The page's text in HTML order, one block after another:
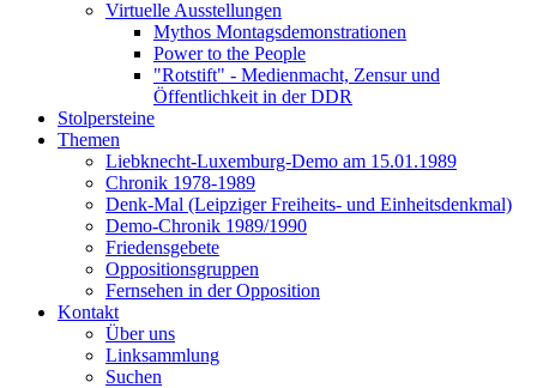
Virtuelle Ausstellungen
Mythos Montagsdemonstrationen
Power to the People
"Rotstift" - Medienmacht, Zensur und
Öffentlichkeit in der DDR
Stolpersteine
Themen
Liebknecht-Luxemburg-Demo am 15.01.1989
Chronik 1978-1989
Denk-Mal (Leipziger Freiheits- und Einheitsdenkmal)
Demo-Chronik 1989/1990
Friedensgebete
Oppositionsgruppen
Fernsehen in der Opposition
Kontakt
Über uns
Linksammlung
Suchen